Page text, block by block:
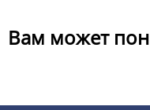
Вам может